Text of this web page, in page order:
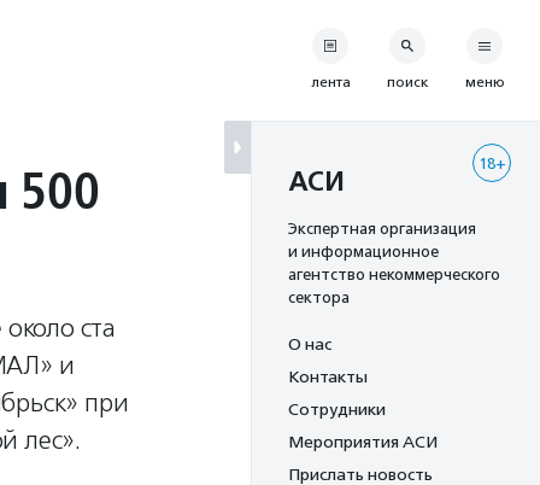
500
ста
и
при
лес».
лента поиск меню
18+
АСИ
Экспертная организация
и информационное
агентство некоммерческого
сектора
О нас
Контакты
Сотрудники
Мероприятия АСИ
Прислать новость